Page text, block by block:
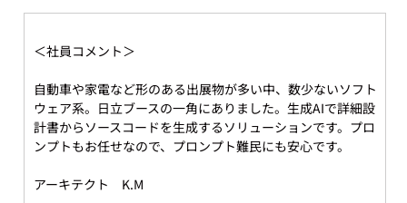
＜社員コメント＞
自動車や家電など形のある出展物が多い中、数少ないソフト
ウェア系。日立ブースの一角にありました。生成AIで詳細設
計書からソースコードを生成するソリューションです。プロ
ンプトもお任せなので、プロンプト難民にも安心です。
アーキテクト　K.M